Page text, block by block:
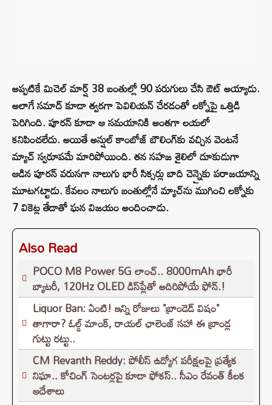
అప్పటికే మిచెల్ మార్ష్ 38 బంతుల్లో 90 పరుగులు చేసి ఔట్ అయ్యాడు.
అలాగే సమాద్ కూడా త్వరగా పెవిలియన్ చేరడంతో లక్నోపై ఒత్తిడి
పెరిగింది. పూరన్ కూడా ఆ సమయానికి అంతగా లయలో
కనిపించలేదు. అయితే అన్షుల్ కాంబోజ్ బౌలింగ్‌కు వచ్చిన వెంటనే
మ్యాచ్ స్వరూపమే మారిపోయింది. తన సహజ శైలిలో దూకుడుగా
ఆడిన పూరన్ వరుసగా నాలుగు భారీ సిక్సర్లు బాది చెన్నైకు పరాజయాన్ని
మూటగట్టాడు. కేవలం నాలుగు బంతుల్లోనే మ్యాచ్‌ను ముగించి లక్నోకు
7 వికెట్ల తేడాతో ఘన విజయం అందించాడు.
Also Read
POCO M8 Power 5G లాంచ్.. 8000mAh భారీ
బ్యాటరీ, 120Hz OLED డిస్‌ప్లేతో అదిరిపోయే ఫోన్.!
Liquor Ban: ఏంటి! ఇన్ని రోజులు "బ్రాండెడ్ విషం"
తాగారా? ఓల్డ్ మాంక్, రాయల్ ఛాలెంజ్‌ సహా ఈ బ్రాండ్ల
గుట్టు రట్టు..
CM Revanth Reddy: పోలీస్ ఉద్యోగ పరీక్షలపై ప్రత్యేక
నిఘా.. కోచింగ్ సెంటర్లపై కూడా ఫోకస్.. సీఎం రేవంత్ కీలక
ఆదేశాలు